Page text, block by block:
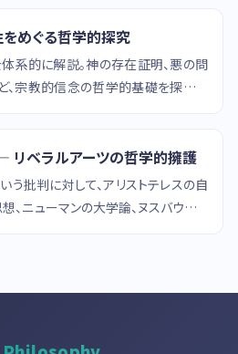
めぐる哲学的探究
系的に解説。神の存在証明、悪の問
、宗教的信念の哲学的基礎を探究す
リベラルアーツの哲学的擁護
う批判に対して、アリストテレスの自
、ニューマンの大学論、ヌスバウムの